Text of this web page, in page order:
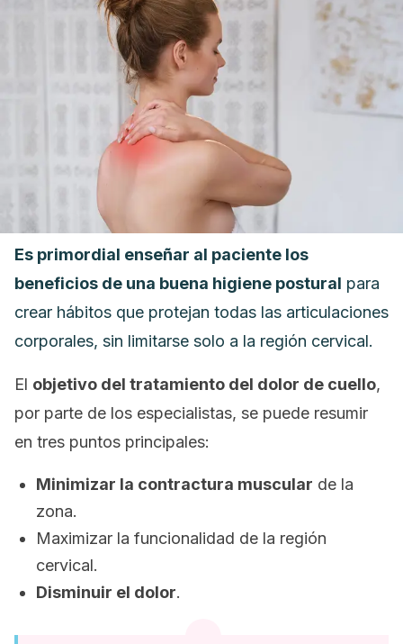
Es primordial enseñar al paciente los
beneficios de una buena higiene postural para
crear hábitos que protejan todas las articulaciones
corporales, sin limitarse solo a la región cervical.
El objetivo del tratamiento del dolor de cuello,
por parte de los especialistas, se puede resumir
en tres puntos principales:
Minimizar la contractura muscular de la
zona.
Maximizar la funcionalidad de la región
cervical.
Disminuir el dolor.